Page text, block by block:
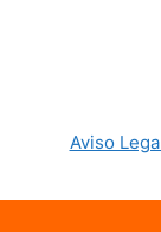
Aviso